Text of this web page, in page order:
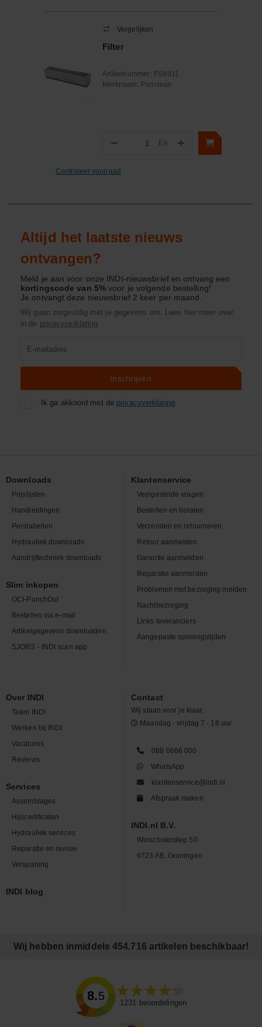
Vergelijken
Filter
Artikelnummer: FS9911
Merknaam: Panclean
− Aantal
EA +
Controleer voorraad
Altijd het laatste nieuws
ontvangen?
Meld je aan voor onze INDI-nieuwsbrief en ontvang een
kortingscode van 5%voor je volgende bestelling!
Je ontvangt deze nieuwsbrief 2 keer per maand.
Wij gaan zorgvuldig met je gegevens om. Lees hier meer over
in de privacyverklaring.
Inschrijven
Ik ga akkoord met de privacyverklaring.
Downloads
Prijslijsten
Handleidingen
Perstabellen
Hydrauliek downloads
Aandrijftechniek downloads
Slim inkopen
OCI-PunchOut
Bestellen via e-mail
Artikelgegevens downloaden
SJORS - INDI scan app
Klantenservice
Veelgestelde vragen
Bestellen en betalen
Verzenden en retourneren
Retour aanmelden
Garantie aanmelden
Reparatie aanmelden
Problemen met bezorging melden
Nachtbezorging
Links leveranciers
Aangepaste openingstijden
Over INDI
Team INDI
Werken bij INDI
Vacatures
Reviews
Services
Assemblages
Hijscertificaten
Hydrauliek services
Reparatie en revisie
Verspaning
INDI blog
Contact
Wij staan voor je klaar.
Maandag - vrijdag 7 - 18 uur
088 0666 000
WhatsApp
klantenservice@indi.nl
Afspraak maken
INDI.nl B.V.
Winschoterdiep 50
9723 AB, Groningen
Wij hebben inmiddels 454.716 artikelen beschikbaar!
8.5
1231 beoordelingen